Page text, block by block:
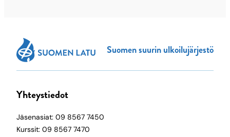
Suomen suurin ulkoilujärjestö
Yhteystiedot
Jäsenasiat: 09 8567 7450
Kurssit: 09 8567 7470